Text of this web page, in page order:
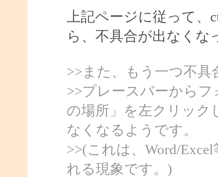
上記ページに従って
ら、不具合が出なくな
>>また、もう一つ不具
>>プレースバーから
の場所」を左クリック
なくなるようです。
>>(これは、Word/
れる現象です。)